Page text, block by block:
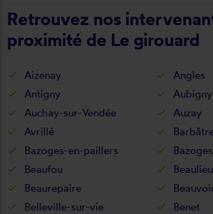
Retrouvez nos
proximité de Le girouard
Aizenay
Angles
Antigny
Aubigny
Auchay-sur-Vendée
Auzay
Avrillé
Bazoges-en-paillers
Beaufou
Beaurepaire
Belleville-sur-vie
Benet